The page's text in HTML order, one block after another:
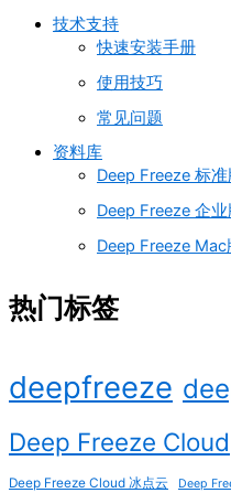
技术支持
快速安装手册
使用技巧
常见问题
资料库
Deep Freeze 标
Deep Freeze 企
Deep Freeze
热门标签
deepfreeze
Deep Freeze Cloud
Deep Freeze Cloud 冰点云 Deep